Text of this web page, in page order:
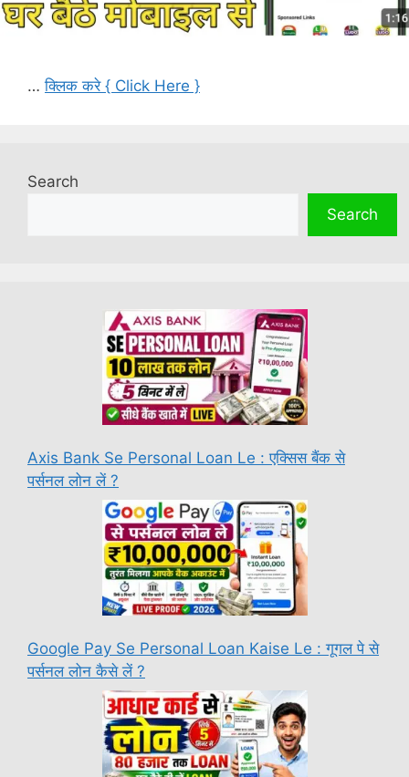
…क्लिक करे { Click Here }
Search
Search
Axis Bank Se Personal Loan Le : एक्सिस बैंक से
पर्सनल लोन लें ?
Google Pay Se Personal Loan Kaise Le : गूगल पे से
पर्सनल लोन कैसे लें ?